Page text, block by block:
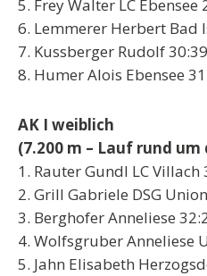
5. Frey Walter LC Ebensee
6. Lemmerer Herbert Bad
7. Kussberger Rudolf
8. Humer Alois Ebensee
AK I weiblich
(7.200 m – Lauf rund
1. Rauter Gundl LC Villach
2. Grill Gabriele DSG
3. Berghofer Anneliese
4. Wolfsgruber Anneliese
5. Jahn Elisabeth